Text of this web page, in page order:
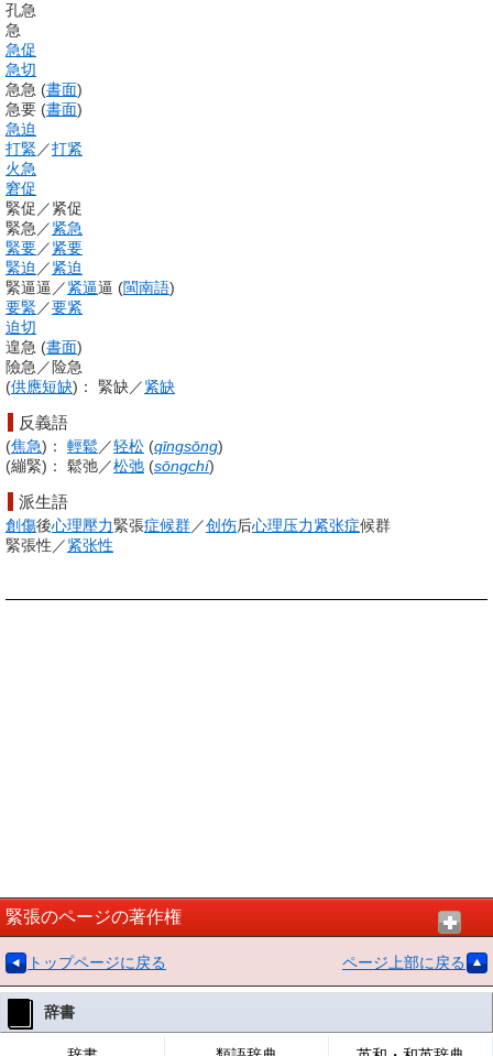
孔急
急
急促
急切
急急 (書面)
急要 (書面)
急迫
打緊 ／打紧
火急
窘促
緊促 ／紧促
緊急 ／紧急
緊要／紧要
緊迫 ／紧迫
緊逼逼 ／紧逼逼 (閩南語)
要緊 ／要紧
迫切
遑急 (書面)
險急 ／ 险急
(供應短缺) ： 緊缺／紧缺
反義語
(焦急) ： 輕鬆／轻松 (qīngsōng)
(繃緊) ： 鬆弛／松弛 (sōngchí)
派生語
創傷後心理壓力緊張症候群／创伤后心理压力紧张症候群
緊張性 ／紧张性
緊張のページの著作権
トップページに戻る ページ上部に戻る
辞書